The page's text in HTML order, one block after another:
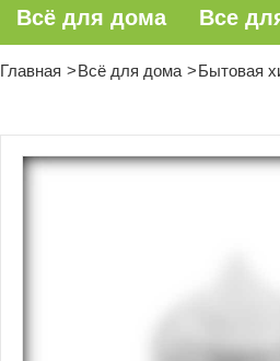
Всё для дома Все
Главная Всё для дома Бытовая